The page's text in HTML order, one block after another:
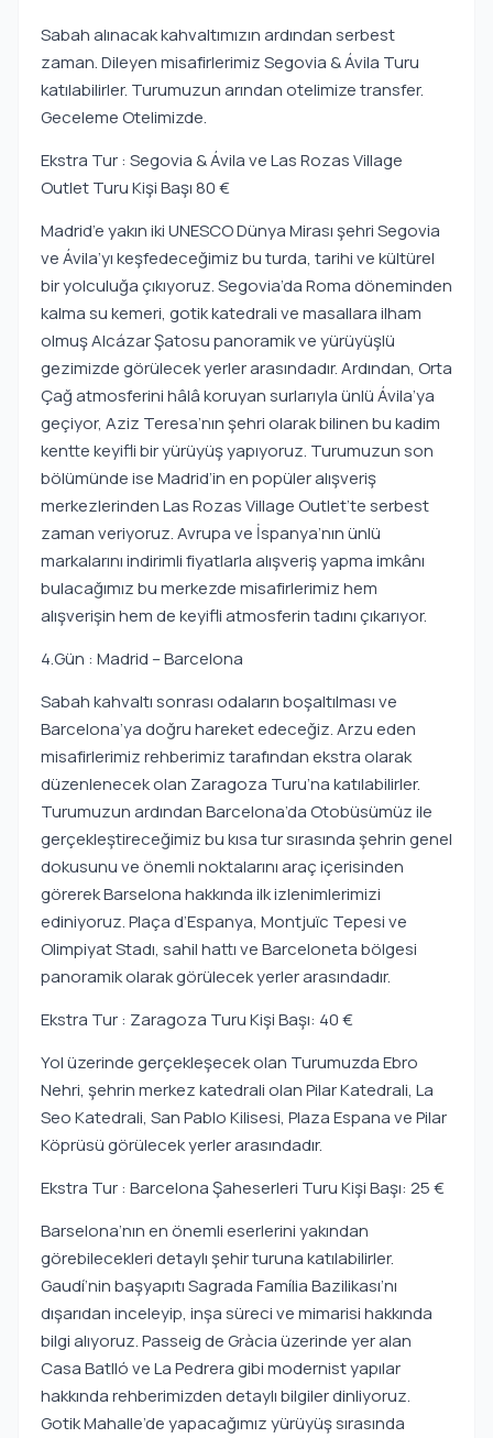
Sabah alınacak kahvaltımızın ardından serbest
zaman. Dileyen misafirlerimiz Segovia & Ávila Turu
katılabilirler. Turumuzun arından otelimize transfer.
Geceleme Otelimizde.
Ekstra Tur : Segovia & Ávila ve Las Rozas Village
Outlet Turu Kişi Başı 80 €
Madrid’e yakın iki UNESCO Dünya Mirası şehri Segovia
ve Ávila’yı keşfedeceğimiz bu turda, tarihi ve kültürel
bir yolculuğa çıkıyoruz. Segovia’da Roma döneminden
kalma su kemeri, gotik katedrali ve masallara ilham
olmuş Alcázar Şatosu panoramik ve yürüyüşlü
gezimizde görülecek yerler arasındadır. Ardından, Orta
Çağ atmosferini hâlâ koruyan surlarıyla ünlü Ávila’ya
geçiyor, Aziz Teresa’nın şehri olarak bilinen bu kadim
kentte keyifli bir yürüyüş yapıyoruz. Turumuzun son
bölümünde ise Madrid’in en popüler alışveriş
merkezlerinden Las Rozas Village Outlet’te serbest
zaman veriyoruz. Avrupa ve İspanya’nın ünlü
markalarını indirimli fiyatlarla alışveriş yapma imkânı
bulacağımız bu merkezde misafirlerimiz hem
alışverişin hem de keyifli atmosferin tadını çıkarıyor.
4.Gün : Madrid – Barcelona
Sabah kahvaltı sonrası odaların boşaltılması ve
Barcelona’ya doğru hareket edeceğiz. Arzu eden
misafirlerimiz rehberimiz tarafından ekstra olarak
düzenlenecek olan Zaragoza Turu’na katılabilirler.
Turumuzun ardından Barcelona’da Otobüsümüz ile
gerçekleştireceğimiz bu kısa tur sırasında şehrin genel
dokusunu ve önemli noktalarını araç içerisinden
görerek Barselona hakkında ilk izlenimlerimizi
ediniyoruz. Plaça d’Espanya, Montjuïc Tepesi ve
Olimpiyat Stadı, sahil hattı ve Barceloneta bölgesi
panoramik olarak görülecek yerler arasındadır.
Ekstra Tur : Zaragoza Turu Kişi Başı: 40 €
Yol üzerinde gerçekleşecek olan Turumuzda Ebro
Nehri, şehrin merkez katedrali olan Pilar Katedrali, La
Seo Katedrali, San Pablo Kilisesi, Plaza Espana ve Pilar
Köprüsü görülecek yerler arasındadır.
Ekstra Tur : Barcelona Şaheserleri Turu Kişi Başı: 25 €
Barselona’nın en önemli eserlerini yakından
görebilecekleri detaylı şehir turuna katılabilirler.
Gaudí’nin başyapıtı Sagrada Família Bazilikası’nı
dışarıdan inceleyip, inşa süreci ve mimarisi hakkında
bilgi alıyoruz. Passeig de Gràcia üzerinde yer alan
Casa Batlló ve La Pedrera gibi modernist yapılar
hakkında rehberimizden detaylı bilgiler dinliyoruz.
Gotik Mahalle’de yapacağımız yürüyüş sırasında